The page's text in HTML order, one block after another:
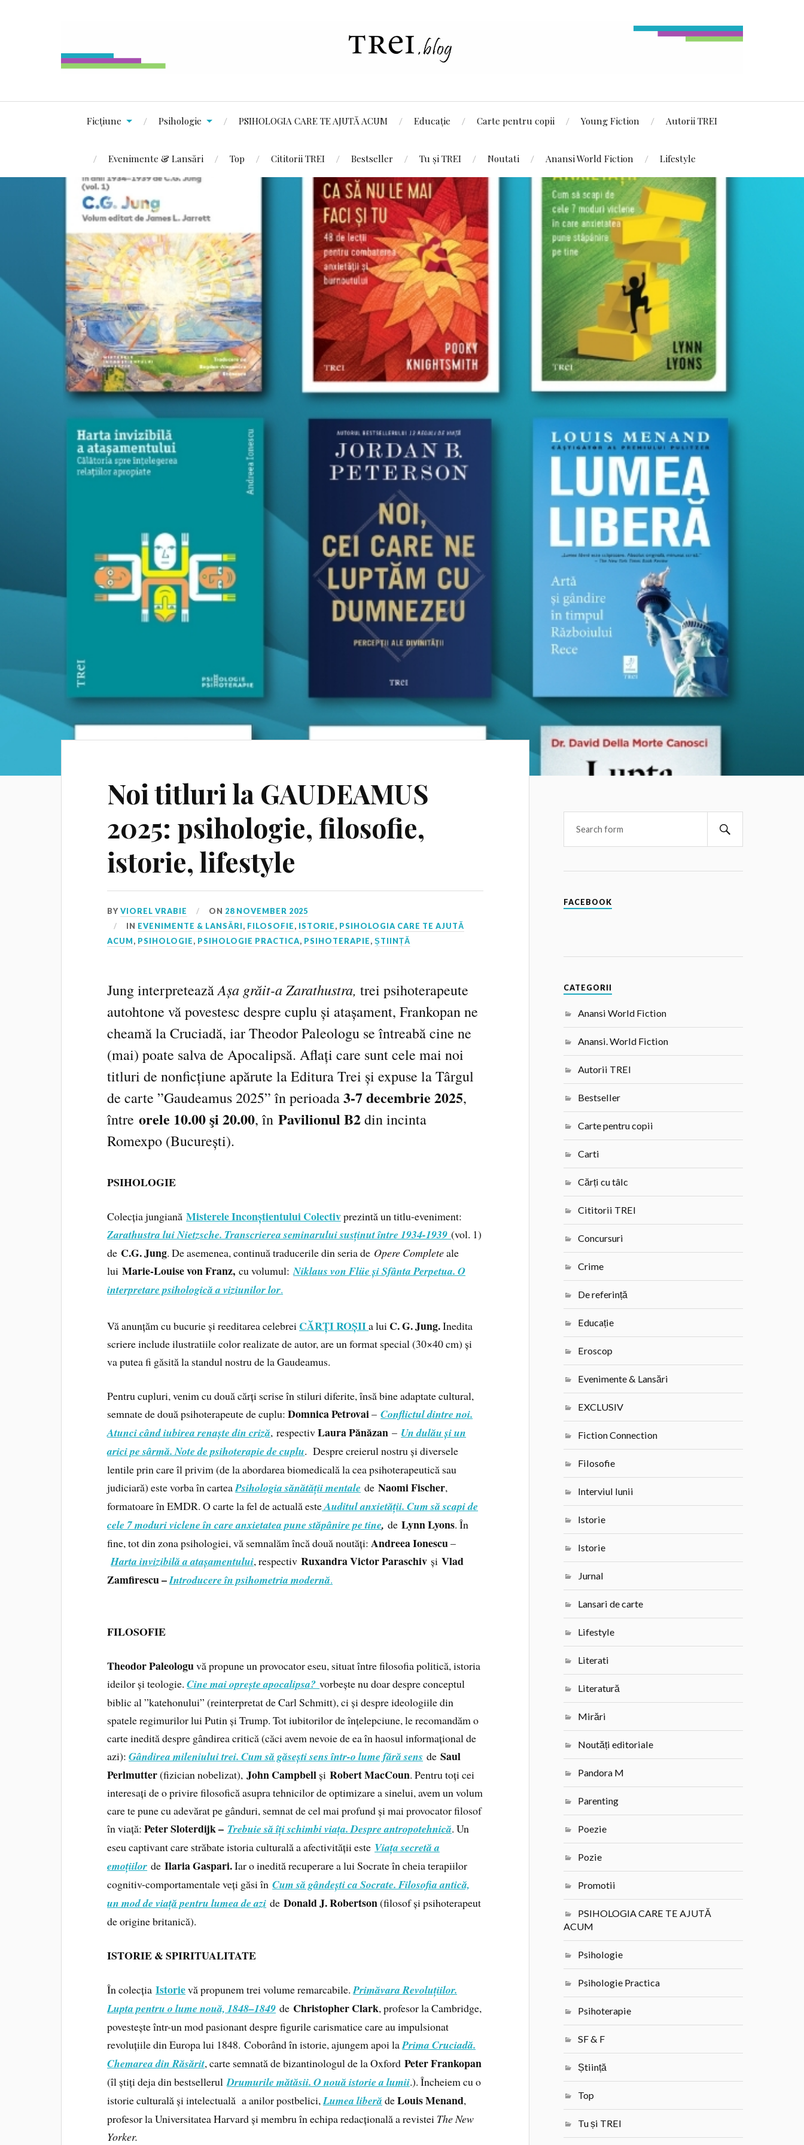
Ficțiune Psihologie PSIHOLOGIA CARE TE AJUTĂ ACUM Educație Carte pentru copii Young Fiction Autorii TREI
Evenimente & Lansări Top Cititorii TREI Bestseller Tu și TREI Noutati Anansi World Fiction Lifestyle
Noi titluri la GAUDEAMUS
2025: psihologie, filosofie,
istorie, lifestyle
BYVIOREL VRABIE ON 28 NOVEMBER 2025
IN EVENIMENTE & LANSĂRI, FILOSOFIE, ISTORIE, PSIHOLOGIA CARE TE AJUTĂ
ACUM, PSIHOLOGIE, PSIHOLOGIE PRACTICA, PSIHOTERAPIE,ȘTIINȚĂ
Jung interpreteazăAșa grăit-a Zarathustra,trei psihoterapeute
autohtone vă povestesc despre cuplu și atașament, Frankopan ne
cheamă la Cruciadă, iar Theodor Paleologu se întreabă cine ne
(mai) poate salva de Apocalipsă. Aflați care sunt cele mai noi
titluri de nonficțiune apărute la Editura Trei și expuse la Târgul
de carte ”Gaudeamus 2025” în perioada3-7 decembrie 2025,
întreorele 10.00 şi 20.00, înPavilionul B2din incinta
Romexpo (București).
PSIHOLOGIE
Colecția jungianăMisterele Inconștientului Colectivprezintă un titlu-eveniment:
Zarathustra lui Nietzsche. Transcrierea seminarului susținut între 1934-1939 (vol. 1)
de C.G. Jung. De asemenea, continuă traducerile din seria de Opere Completeale
luiMarie-Louise von Franz, cu volumul:Niklaus von Flüe și Sfânta Perpetua. O
interpretare psihologică a viziunilor lor.
Vă anunțăm cu bucurie și reeditarea celebrei CĂRȚI ROȘIIa lui C. G. Jung.Inedita
scriere include ilustratiile color realizate de autor, are un format special (30×40 cm) și
va putea fi găsită la standul nostru de la Gaudeamus.
Pentru cupluri, venim cu două cărți scrise în stiluri diferite, însă bine adaptate cultural,
semnate de două psihoterapeute de cuplu:Domnica Petrovai–Conflictul dintre noi.
Atunci când iubirea renaște din criză, respectivLaura Pănăzan – Un dulău și un
arici pe sârmă. Note de psihoterapie de cuplu. Despre creierul nostru și diversele
lentile prin care îl privim (de la abordarea biomedicală la cea psihoterapeutică sau
judiciară) este vorba în carteaPsihologia sănătății mentale deNaomi Fischer,
formatoare în EMDR. O carte la fel de actuală esteAuditul anxietății. Cum să scapi de
cele 7 moduri viclene în care anxietatea pune stăpânire pe tine, deLynn Lyons. În
fine, tot din zona psihologiei, vă semnalăm încă două noutăți: Andreea Ionescu–
Harta invizibilă a atașamentului, respectivRuxandra Victor Paraschiv șiVlad
Zamfirescu –Introducere în psihometria modernă.
FILOSOFIE
Theodor Paleologuvă propune un provocator eseu, situat între filosofia politică, istoria
ideilor și teologie.Cine mai oprește apocalipsa? vorbește nu doar despre conceptul
biblic al ”katehonului” (reinterpretat de Carl Schmitt), ci și despre ideologiile din
spatele regimurilor lui Putin și Trump. Tot iubitorilor de înțelepciune, le recomandăm o
carte inedită despre gândirea critică (căci avem nevoie de ea în haosul informațional de
azi):Gândirea mileniului trei. Cum să găsești sens într-o lume fără sens deSaul
Perlmutter(fizician nobelizat),John Campbell șiRobert MacCoun. Pentru toți cei
interesați de o privire filosofică asupra tehnicilor de optimizare a sinelui, avem un volum
care te pune cu adevărat pe gânduri, semnat de cel mai profund și mai provocator filosof
în viață:Peter Sloterdijk – Trebuie să îți schimbi viața. Despre antropotehnică. Un
eseu captivant care străbate istoria culturală a afectivității este Viața secretă a
emoțiilor deIlaria Gaspari.Iar o inedită recuperare a lui Socrate în cheia terapiilor
cognitiv-comportamentale veți găsi înCum să gândești ca Socrate. Filosofia antică,
un mod de viață pentru lumea de azi deDonald J. Robertson(filosof și psihoterapeut
de origine britanică).
ISTORIE & SPIRITUALITATE
În colecțiaIstorievă propunem trei volume remarcabile.Primăvara Revoluțiilor.
Lupta pentru o lume nouă, 1848–1849 de Christopher Clark, profesor la Cambridge,
povestește într-un mod pasionant despre figurile carismatice care au impulsionat
revoluțiile din Europa lui 1848. Coborând în istorie, ajungem apoi laPrima Cruciadă.
Chemarea din Răsărit, carte semnată de bizantinologul de la OxfordPeter Frankopan
(îl știți deja din bestsellerulDrumurile mătăsii. O nouă istorie a lumii.). Încheiem cu o
istorie culturală și intelectuală a anilor postbelici,Lumea liberă deLouis Menand,
profesor la Universitatea Harvard și membru în echipa redacțională a revistei The New
Yorker.
FACEBOOK
CATEGORII
Anansi World Fiction
Anansi. World Fiction
Autorii TREI
Bestseller
Carte pentru copii
Carti
Cărți cu tâlc
Cititorii TREI
Concursuri
Crime
De referință
Educație
Eroscop
Evenimente & Lansări
EXCLUSIV
Fiction Connection
Filosofie
Interviul lunii
Istorie
Istorie
Jurnal
Lansari de carte
Lifestyle
Literati
Literatură
Mirări
Noutăți editoriale
Pandora M
Parenting
Poezie
Pozie
Promotii
PSIHOLOGIA CARE TE AJUTĂ
ACUM
Psihologie
Psihologie Practica
Psihoterapie
SF & F
Știință
Top
Tu și TREI